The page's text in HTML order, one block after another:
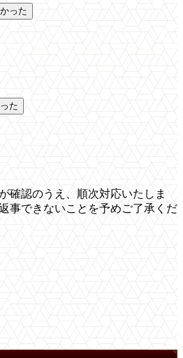
った
た
確認のうえ、順次対応いたしま
事できないことを予めご了承くだ